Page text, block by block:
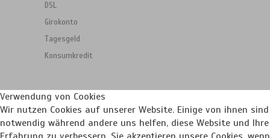
DSL
Girokonto
Tagesgeld
Konsumkredit
Verwendung von Cookies
Wir nutzen Cookies auf unserer Website. Einige von ihnen sind
notwendig während andere uns helfen, diese Website und Ihre